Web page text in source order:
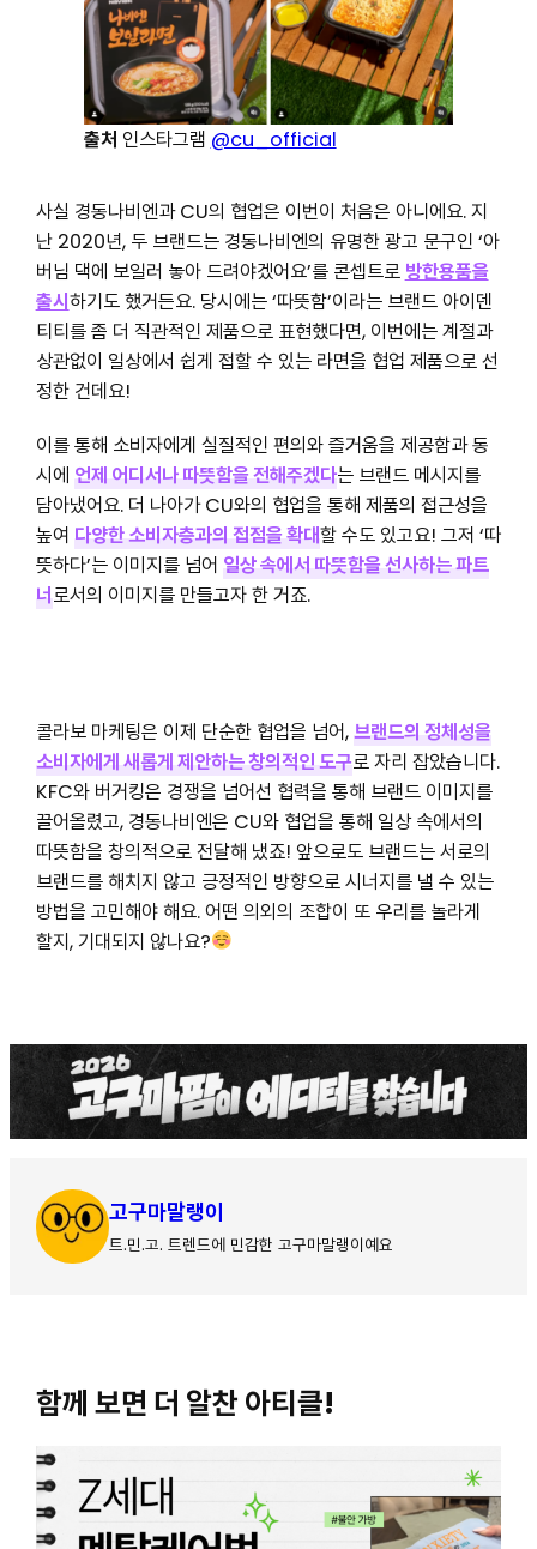
출처 인스타그램 @cu_official
사실 경동나비엔과 CU의 협업은 이번이 처음은 아니에요. 지
난 2020년, 두 브랜드는 경동나비엔의 유명한 광고 문구인 ‘아
버님 댁에 보일러 놓아 드려야겠어요’를 콘셉트로 방한용품을
출시하기도 했거든요. 당시에는 ‘따뜻함’이라는 브랜드 아이덴
티티를 좀 더 직관적인 제품으로 표현했다면, 이번에는 계절과
상관없이 일상에서 쉽게 접할 수 있는 라면을 협업 제품으로 선
정한 건데요!
이를 통해 소비자에게 실질적인 편의와 즐거움을 제공함과 동
시에 언제 어디서나 따뜻함을 전해주겠다는 브랜드 메시지를
담아냈어요. 더 나아가 CU와의 협업을 통해 제품의 접근성을
높여 다양한 소비자층과의 접점을 확대할 수도 있고요! 그저 ‘따
뜻하다’는 이미지를 넘어 일상 속에서 따뜻함을 선사하는 파트
너로서의 이미지를 만들고자 한 거죠.
콜라보 마케팅은 이제 단순한 협업을 넘어,브랜드의 정체성을
소비자에게 새롭게 제안하는 창의적인 도구로 자리 잡았습니다.
KFC와 버거킹은 경쟁을 넘어선 협력을 통해 브랜드 이미지를
끌어올렸고, 경동나비엔은 CU와 협업을 통해 일상 속에서의
따뜻함을 창의적으로 전달해 냈죠! 앞으로도 브랜드는 서로의
브랜드를 해치지 않고 긍정적인 방향으로 시너지를 낼 수 있는
방법을 고민해야 해요. 어떤 의외의 조합이 또 우리를 놀라게
할지, 기대되지 않나요?
고구마말랭이
트.민.고. 트렌드에 민감한 고구마말랭이예요
함께 보면 더 알찬 아티클!